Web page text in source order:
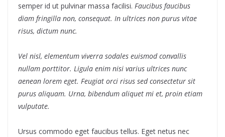
semper id ut pulvinar massa facilisi. Faucibus faucibus
diam fringilla non, consequat. In ultrices non purus vitae
risus, dictum nunc.
Vel nisl, elementum viverra sodales euismod convallis
nullam porttitor. Ligula enim nisi varius ultrices nunc
aenean lorem eget. Feugiat orci risus sed consectetur sit
purus aliquam. Urna, bibendum aliquet mi et, proin etiam
vulputate.
Ursus commodo eget faucibus tellus. Eget netus nec